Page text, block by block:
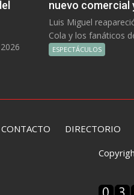
nuevo comercial
Luis Miguel
Cola y los fanáticos
ESPECTÁCULOS
CONTACTO DIRECTORIO